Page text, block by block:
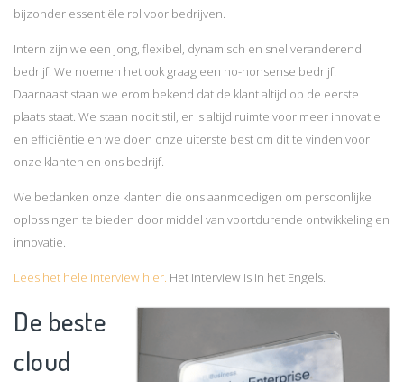
bijzonder essentiële rol voor bedrijven.
Intern zijn we een jong, flexibel, dynamisch en snel veranderend
bedrijf. We noemen het ook graag een no-nonsense bedrijf.
Daarnaast staan we erom bekend dat de klant altijd op de eerste
plaats staat. We staan ​​nooit stil, er is altijd ruimte voor meer innovatie
en efficiëntie en we doen onze uiterste best om dit te vinden voor
onze klanten en ons bedrijf.
We bedanken onze klanten die ons aanmoedigen om persoonlijke
oplossingen te bieden door middel van voortdurende ontwikkeling en
innovatie.
Lees het hele interview hier. Het interview is in het Engels.
De beste
cloud